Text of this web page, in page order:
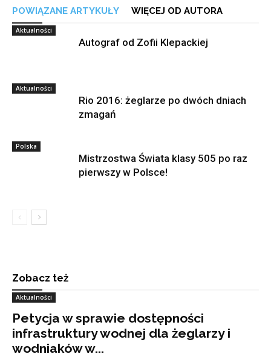
POWIĄZANE ARTYKUŁY WIĘCEJ OD AUTORA
Aktualności
Autograf od Zofii Klepackiej
Aktualności
Rio 2016: żeglarze po dwóch dniach
zmagań
Polska
Mistrzostwa Świata klasy 505 po raz
pierwszy w Polsce!
Zobacz też
Aktualności
Petycja w sprawie dostępności
infrastruktury wodnej dla żeglarzy i
wodniaków w...